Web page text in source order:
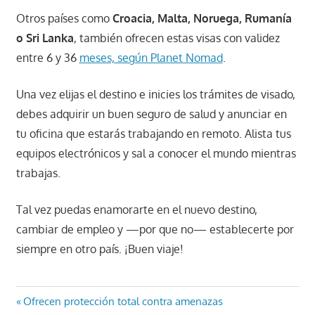
Otros países como Croacia, Malta, Noruega, Rumanía
o Sri Lanka, también ofrecen estas visas con validez
entre 6 y 36 meses, según Planet Nomad.
Una vez elijas el destino e inicies los trámites de visado,
debes adquirir un buen seguro de salud y anunciar en
tu oficina que estarás trabajando en remoto. Alista tus
equipos electrónicos y sal a conocer el mundo mientras
trabajas.
Tal vez puedas enamorarte en el nuevo destino,
cambiar de empleo y —por que no— establecerte por
siempre en otro país. ¡Buen viaje!
Navegación
Entrada
Ofrecen protección total contra amenazas